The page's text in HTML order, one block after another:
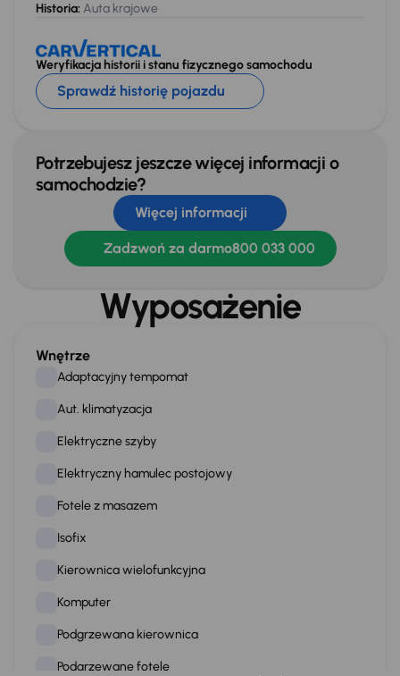
Historia: Auta krajowe
Weryfikacja historii i stanu fizycznego samochodu
Sprawdź historię pojazdu
Potrzebujesz jeszcze więcej informacji o
samochodzie?
Więcej informacji
Zadzwoń za darmo800 033 000
Wyposażenie
Wnętrze
Adaptacyjny tempomat
Aut. klimatyzacja
Elektryczne szyby
Elektryczny hamulec postojowy
Fotele z masazem
Isofix
Kierownica wielofunkcyjna
Komputer
Podgrzewana kierownica
Podgrzewane fotele